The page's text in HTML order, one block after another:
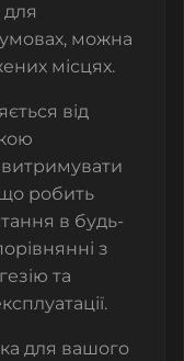
можна
місцях.
від
витримувати
робить
в будь-
з
та
для вашого